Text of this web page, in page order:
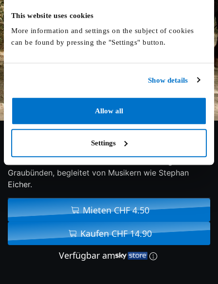
This website uses cookies
More information and settings on the subject of cookies
can be found by pressing the "Settings" button.
Show details
Allow all
Settings
Ein musikalischer Dokumentarfilm in der Region
Graubünden, begleitet von Musikern wie Stephan
Eicher.
Mieten CHF 4.50
Kaufen CHF 14.90
Verfügbar am